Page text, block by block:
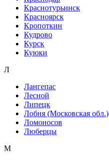
Краснотурьинск
Красноярск
Кропоткин
Кудрово
Курск
Куюки
Л
Лангепас
Лесной
Липецк
Лобня (Московская обл.)
Ломоносов
Люберцы
М